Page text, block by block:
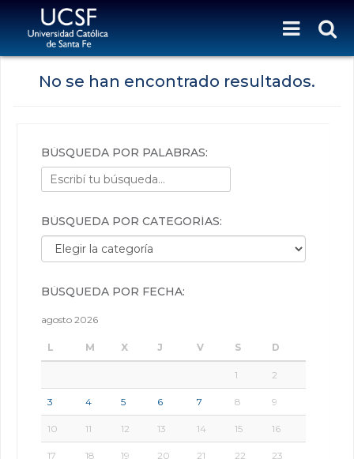
No se han encontrado resultados.
BÚSQUEDA POR PALABRAS:
BÚSQUEDA POR CATEGORÍAS:
Búsqueda por categorías:
BÚSQUEDA POR FECHA:
agosto 2026
L M X J V S D
1 2
3 4 5 6 7 8 9
10 11 12 13 14 15 16
17 18 19 20 21 22 23